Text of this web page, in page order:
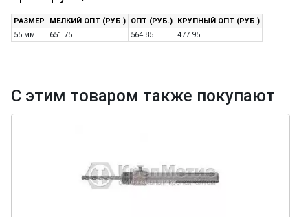
РАЗМЕР МЕЛКИЙ ОПТ (РУБ.) ОПТ (РУБ.)
КРУПНЫЙ ОПТ (РУБ.)
55 мм
651.75 564.85 477.95
С этим товаром также покупают